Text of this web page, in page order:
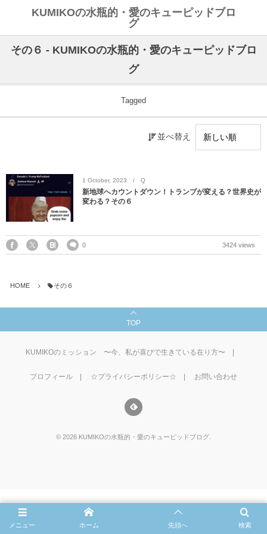
KUMIKOの水瓶的・愛のキューピッドブロ
グ
その６ - KUMIKOの水瓶的・愛のキューピッドブロ
グ
Tagged
並べ替え
1 October, 2023 Q
新地球へカウントダウン！トランプが変える？世界史が
変わる？その６
0 3424 views
HOME その６
TOP
KUMIKOのミッション 〜今、私が喜びで生きている在り方〜
プロフィール ☆プライバシーポリシー☆ お問い合わせ
© 2026 KUMIKOの水瓶的・愛のキューピッドブログ
メニュー 検索
ホーム 先頭へ